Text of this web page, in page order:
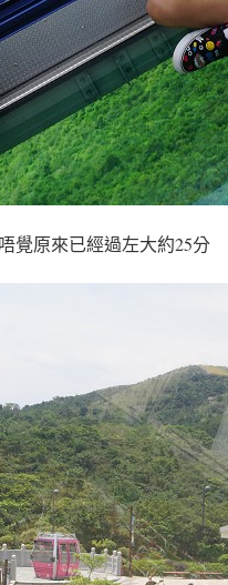
覺原來已經過左大約25分